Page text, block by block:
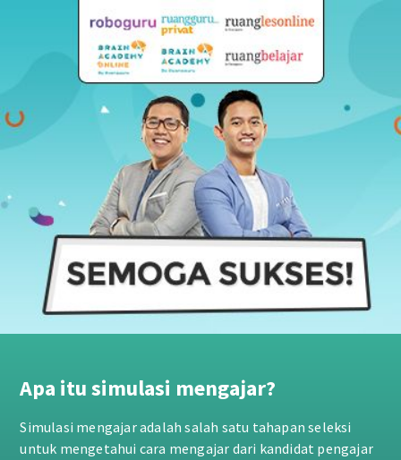
Apa itu simulasi mengajar?
Simulasi mengajar adalah salah satu tahapan seleksi
untuk mengetahui cara mengajar dari kandidat pengajar